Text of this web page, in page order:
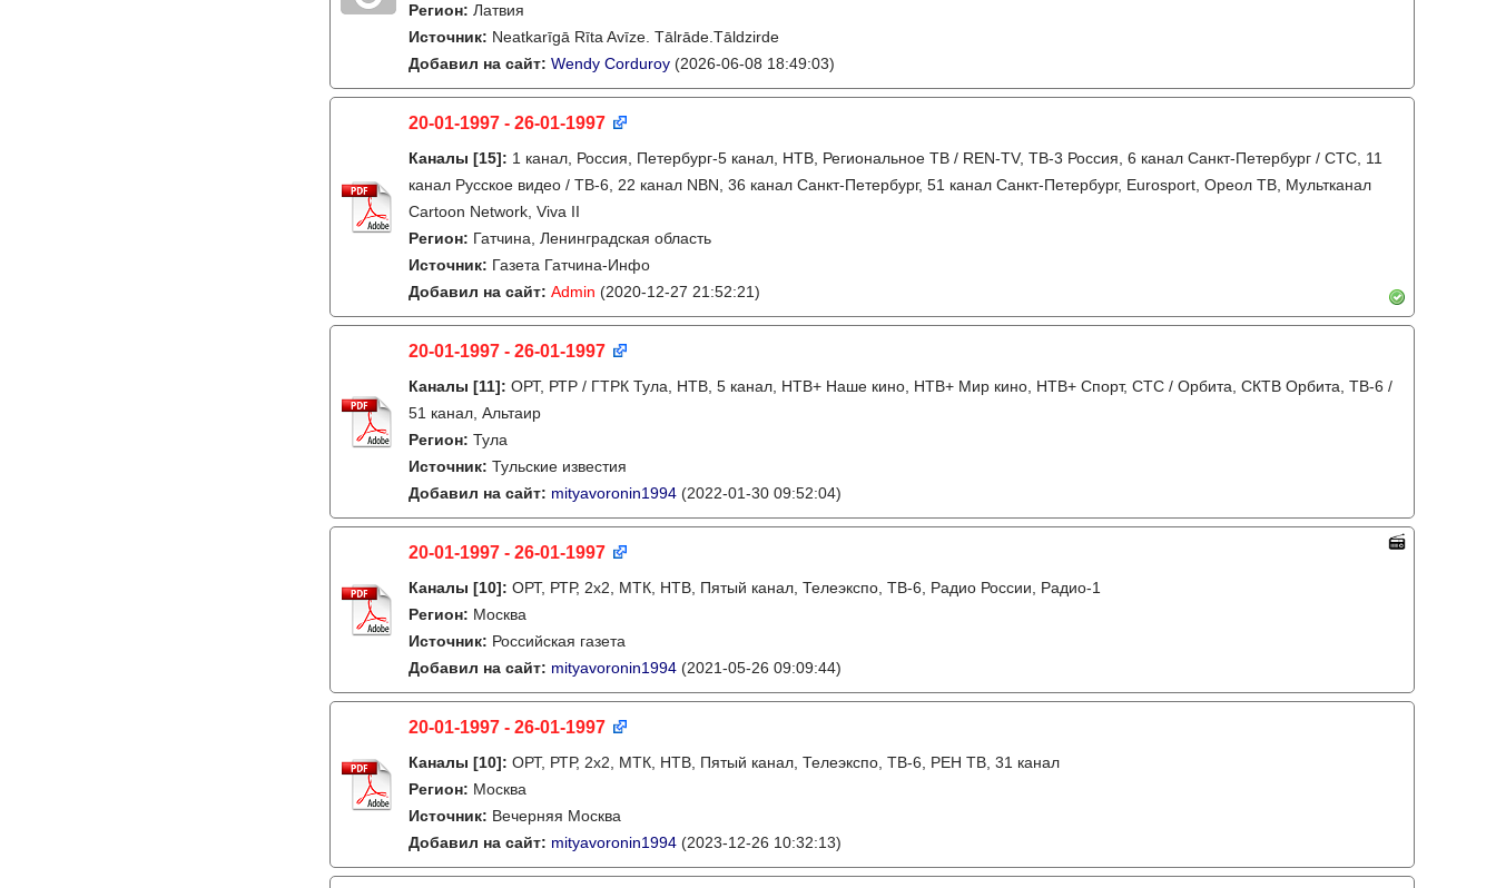
Регион: Латвия
Источник: Neatkarīgā Rīta Avīze. Tālrāde.Tāldzirde
Добавил на сайт: Wendy Corduroy (2026-06-08 18:49:03)
20-01-1997 - 26-01-1997
Каналы [15]: 1 канал, Россия, Петербург-5 канал, НТВ, Региональное ТВ / REN-TV, ТВ-3 Россия, 6 канал Санкт-Петербург / СТС, 11
канал Русское видео / ТВ-6, 22 канал NBN, 36 канал Санкт-Петербург, 51 канал Санкт-Петербург, Eurosport, Ореол ТВ, Мультканал
Cartoon Network, Viva II
Регион: Гатчина, Ленинградская область
Источник: Газета Гатчина-Инфо
Добавил на сайт: Admin (2020-12-27 21:52:21)
20-01-1997 - 26-01-1997
Каналы [11]: ОРТ, РТР / ГТРК Тула, НТВ, 5 канал, НТВ+ Наше кино, НТВ+ Мир кино, НТВ+ Спорт, СТС / Орбита, СКТВ Орбита, ТВ-6 /
51 канал, Альтаир
Регион: Тула
Источник: Тульские известия
Добавил на сайт: mityavoronin1994 (2022-01-30 09:52:04)
20-01-1997 - 26-01-1997
Каналы [10]: ОРТ, РТР, 2х2, МТК, НТВ, Пятый канал, Телеэкспо, ТВ-6, Радио России, Радио-1
Регион: Москва
Источник: Российская газета
Добавил на сайт: mityavoronin1994 (2021-05-26 09:09:44)
20-01-1997 - 26-01-1997
Каналы [10]: ОРТ, РТР, 2х2, МТК, НТВ, Пятый канал, Телеэкспо, ТВ-6, РЕН ТВ, 31 канал
Регион: Москва
Источник: Вечерняя Москва
Добавил на сайт: mityavoronin1994 (2023-12-26 10:32:13)